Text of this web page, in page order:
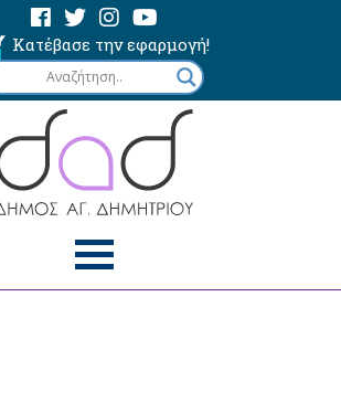
Κατέβασε την εφαρμογή!